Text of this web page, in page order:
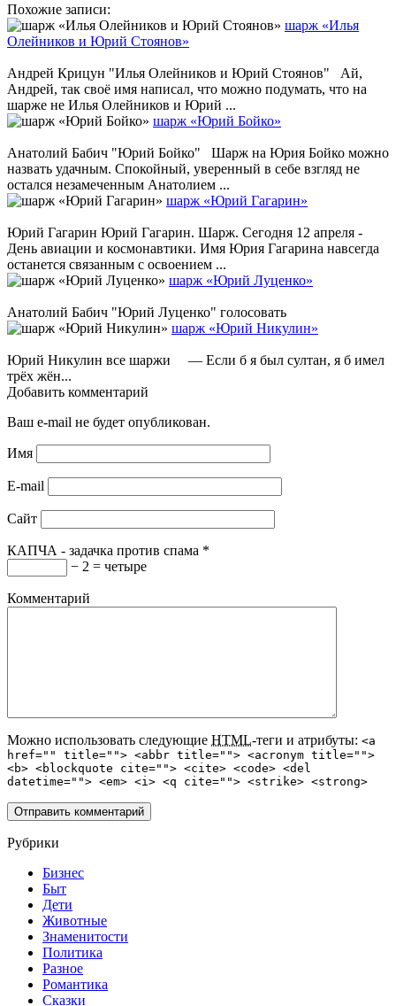
Похожие записи:
шарж «Илья
Олейников и Юрий Стоянов»
Андрей Крицун "Илья Олейников и Юрий Стоянов" Ай,
Андрей, так своё имя написал, что можно подумать, что на
шарже не Илья Олейников и Юрий ...
шарж «Юрий Бойко»
Анатолий Бабич "Юрий Бойко" Шарж на Юрия Бойко можно
назвать удачным. Спокойный, уверенный в себе взгляд не
остался незамеченным Анатолием ...
шарж «Юрий Гагарин»
Юрий Гагарин Юрий Гагарин. Шарж. Сегодня 12 апреля -
День авиации и космонавтики. Имя Юрия Гагарина навсегда
останется связанным с освоением ...
шарж «Юрий Луценко»
Анатолий Бабич "Юрий Луценко" голосовать
шарж «Юрий Никулин»
Юрий Никулин все шаржи — Если б я был султан, я б имел
трёх жён...
Добавить комментарий
Ваш e-mail не будет опубликован.
Имя
E-mail
Сайт
КАПЧА - задачка против спама *
− 2 = четыре
Комментарий
Можно использовать следующие HTML-теги и атрибуты: <a
href="" title=""> <abbr title=""> <acronym title="">
<b> <blockquote cite=""> <cite> <code> <del
datetime=""> <em> <i> <q cite=""> <strike> <strong>
Рубрики
Бизнес
Быт
Дети
Животные
Знаменитости
Политика
Разное
Романтика
Сказки